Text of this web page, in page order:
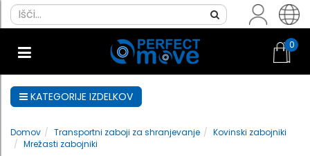
0
KATEGORIJE IZDELKOV
Domov Transportni zaboji za shranjevanje
Kovinski zabojniki
Mrežasti zabojniki